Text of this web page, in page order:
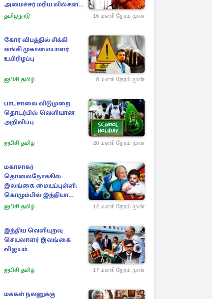
அமைச்சர் மரிய வில்சன்
அறிவிப்பு!
தமிழ்நாடு 16 மணி நேரம் முன்
கோர விபத்தில் சிக்கி
வங்கி முகாமையாளர்
உயிரிழப்பு
ஐபிசி தமிழ் 8 மணி நேரம் முன்
பாடசாலை விடுமுறை
தொடர்பில் வெளியான
அறிவிப்பு
ஐபிசி தமிழ் 20 மணி நேரம் முன்
மகாசாகர்
தொலைநோக்கில்
இலங்கை மையப்புள்ளி:
கொழும்பில் இந்தியா
அழுத்தம்
ஐபிசி தமிழ் 12 மணி நேரம் முன்
இந்திய வெளியுறவு
செயலாளர் இலங்கை
விஜயம்
ஐபிசி தமிழ் 17 மணி நேரம் முன்
மக்கள் நலனுக்கு